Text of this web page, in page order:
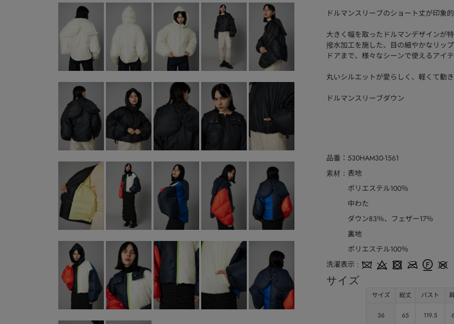
ドルマンスリーブのショート丈が印象
大きく幅を取ったドルマンデザインが
撥水加工を施した、目の細やかなリッ
ドアまで、様々なシーンで使えるアイテ
丸いシルエットが愛らしく、軽くて動
ドルマンスリーブダウン
品番 530HAM30-1561
素材
表地
ポリエステル100％
中わた
ダウン83％、フェザー17％
裏地
ポリエステル100％
洗濯表示
サイズ
サイズ 総丈 バスト
36 65 119.5